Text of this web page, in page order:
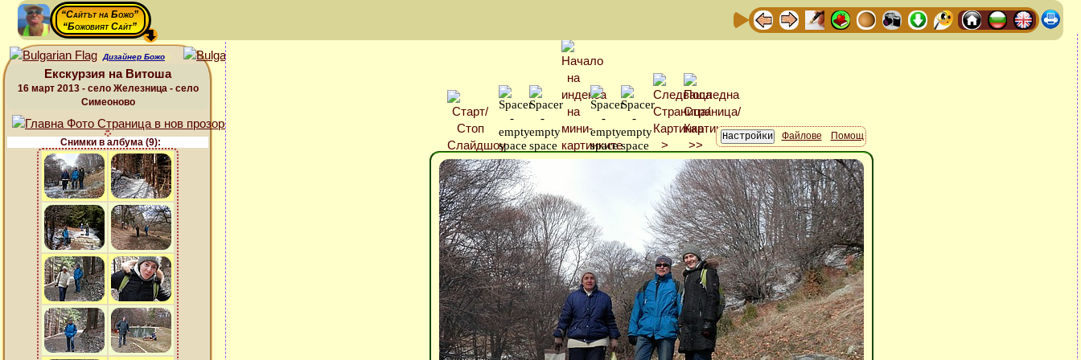
“Сайтът на Божо”
“Божовият Сайт”
Дизайнер Божо
Екскурзия на Витоша
16 март 2013 - село Железница - село
Симеоново
Снимки в албума (9):
Файлове Помощ